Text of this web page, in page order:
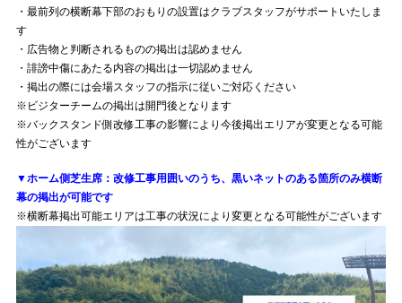
・最前列の横断幕下部のおもりの設置はクラブスタッフがサポートいたしま
す
・広告物と判断されるものの掲出は認めません
・誹謗中傷にあたる内容の掲出は一切認めません
・掲出の際には会場スタッフの指示に従いご対応ください
※ビジターチームの掲出は開門後となります
※バックスタンド側改修工事の影響により今後掲出エリアが変更となる可能
性がございます
▼ホーム側芝生席：改修工事用囲いのうち、黒いネットのある箇所のみ横断
幕の掲出が可能です
※横断幕掲出可能エリアは工事の状況により変更となる可能性がございます